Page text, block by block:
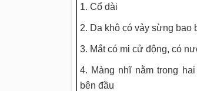
1. Cổ dài
2. Da khô có vảy sừng bao
3. Mắt có mi cử động, có
4. Màng nhĩ nằm trong
bên đầu